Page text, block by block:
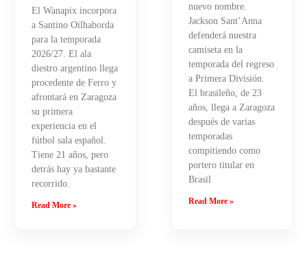
El Wanapix incorpora
a Santino Oilhaborda
para la temporada
2026/27. El ala
diestro argentino llega
procedente de Ferro y
afrontará en Zaragoza
su primera
experiencia en el
fútbol sala español.
Tiene 21 años, pero
detrás hay ya bastante
recorrido.
Read More »
nuevo nombre.
Jackson Sant’Anna
defenderá nuestra
camiseta en la
temporada del regreso
a Primera División.
El brasileño, de 23
años, llega a Zaragoza
después de varias
temporadas
compitiendo como
portero titular en
Brasil
Read More »